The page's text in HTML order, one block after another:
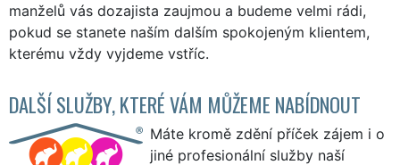
manželů vás dozajista zaujmou a budeme velmi rádi,
pokud se stanete naším dalším spokojeným klientem,
kterému vždy vyjdeme vstříc.
DALŠÍ SLUŽBY, KTERÉ VÁM MŮŽEME NABÍDNOUT
Máte kromě zdění příček zájem i o
jiné profesionální služby naší